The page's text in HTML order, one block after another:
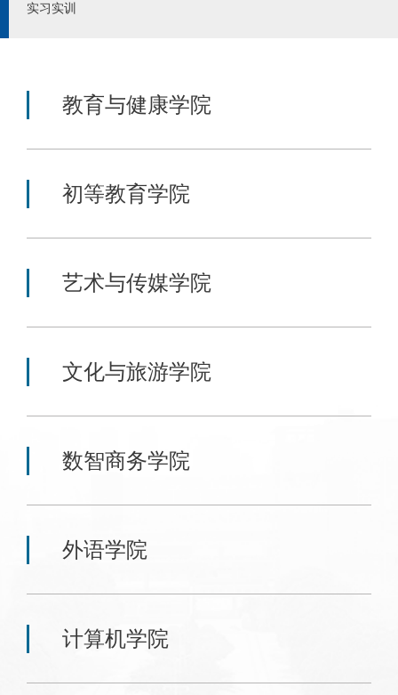
实习实训
教育与健康学院
初等教育学院
艺术与传媒学院
文化与旅游学院
数智商务学院
外语学院
计算机学院